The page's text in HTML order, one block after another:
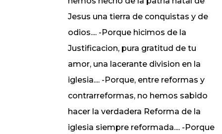
Jesus una tierra de conquistas y de
odios.... -Porque hicimos de la
Justificacion, pura gratitud de tu
amor, una lacerante division en la
iglesia.... -Porque, entre reformas y
contrarreformas, no hemos sabido
hacer la verdadera Reforma de la
iglesia siempre reformada.... -Porque